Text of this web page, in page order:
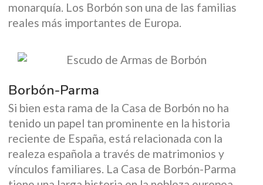
monarquía. Los Borbón son una de las familias
reales más importantes de Europa.
Borbón-Parma
Si bien esta rama de la Casa de Borbón no ha
tenido un papel tan prominente en la historia
reciente de España, está relacionada con la
realeza española a través de matrimonios y
vínculos familiares. La Casa de Borbón-Parma